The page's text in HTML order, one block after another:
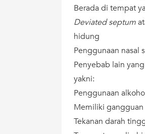
Berada di tempat
Deviated septum
hidung
Penggunaan nasal
Penyebab lain
yakni:
Penggunaan
Memiliki
Tekanan darah